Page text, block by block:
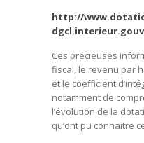
http://
Ces précieuses
fiscal, le revenu par
et le coefficient
notamment de
l’évolution de la
qu’ont pu connaitre